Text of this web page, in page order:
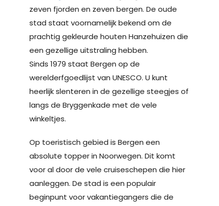
zeven fjorden en zeven bergen. De oude
stad staat voornamelijk bekend om de
prachtig gekleurde houten Hanzehuizen die
een gezellige uitstraling hebben.
Sinds 1979 staat Bergen op de
werelderfgoedlijst van UNESCO. U kunt
heerlijk slenteren in de gezellige steegjes of
langs de Bryggenkade met de vele
winkeltjes.
Op toeristisch gebied is Bergen een
absolute topper in Noorwegen. Dit komt
voor al door de vele cruiseschepen die hier
aanleggen. De stad is een populair
beginpunt voor vakantiegangers die de